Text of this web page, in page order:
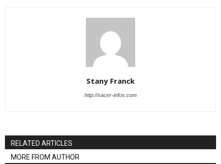
Stany Franck
http://sacer-infos.com
RELATED ARTICLES
MORE FROM AUTHOR